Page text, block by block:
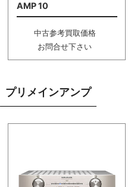
AMP 10
中古参考買取価格
お問合せ下さい
プリメインアンプ